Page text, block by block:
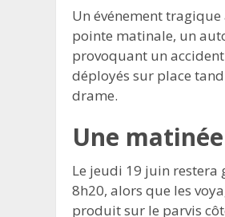
Un événement
pointe matinale, un
provoquant un accident
déployés sur place
drame.
Une
Le jeudi 19 juin restera
8h20, alors que les
produit sur le parvis